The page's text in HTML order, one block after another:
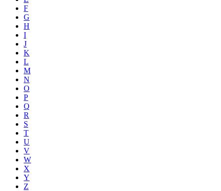
F
G
H
I
J
K
L
M
N
O
P
Q
R
S
T
U
V
W
X
Y
Z